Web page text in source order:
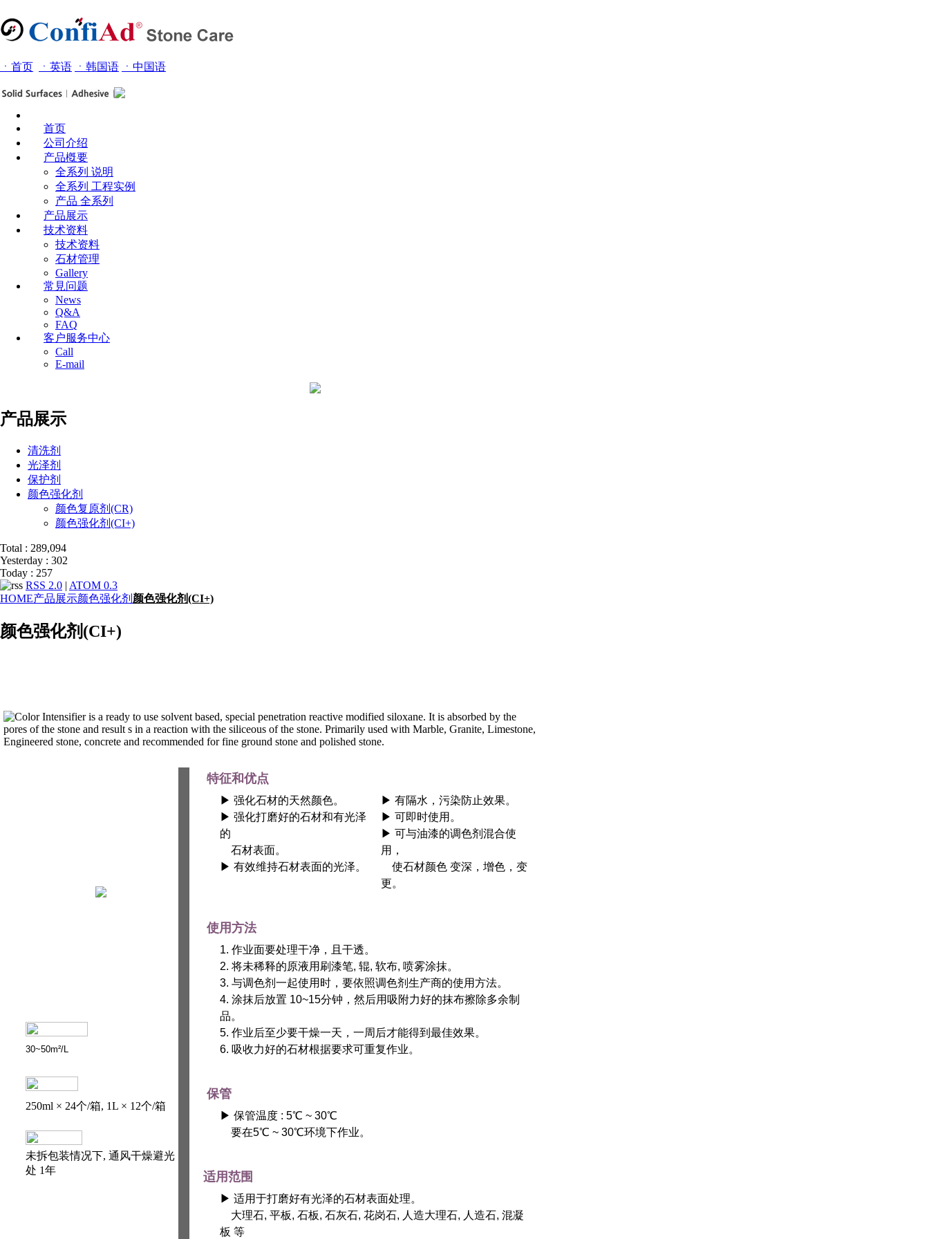
ㆍ首页 ㆍ 英语 ㆍ 韩国语 ㆍ中国语
首页
公司介绍
产品槪要
全系列 说明
全系列 工程实例
产品 全系列
产品展示
技术资料
技术资料
石材管理
Gallery
常見问题
News
Q&A
FAQ
客户服务中心
Call
E-mail
产品展示
清洗剂
光泽剂
保护剂
颜色强化剂
颜色复原剂(CR)
颜色强化剂(CI+)
Total : 289,094
Yesterday : 302
Today : 257
RSS 2.0 | ATOM 0.3
HOME产品展示颜色强化剂 颜色强化剂(CI+)
颜色强化剂(CI+)
特征和优点
▶ 强化石材的天然颜色。
▶ 强化打磨好的石材和有光泽
的
石材表面。
▶ 有效维持石材表面的光泽。
▶ 有隔水，污染防止效果。
▶ 可即时使用。
▶ 可与油漆的调色剂混合使
用，
使石材颜色 变深，增色，变
更。
使用方法
1. 作业面要处理干净，且干透。
2. 将未稀释的原液用刷漆笔, 辊, 软布, 喷雾涂抹。
3. 与调色剂一起使用时，要依照调色剂生产商的使用方法。
4. 涂抹后放置 10~15分钟，然后用吸附力好的抹布擦除多余制
品。
5. 作业后至少要干燥一天，一周后才能得到最佳效果。
6. 吸收力好的石材根据要求可重复作业。
保管
▶ 保管温度 : 5℃ ~ 30℃
要在5℃ ~ 30℃环境下作业。
适用范围
▶ 适用于打磨好有光泽的石材表面处理。
大理石, 平板, 石板, 石灰石, 花岗石, 人造大理石, 人造石, 混凝
板 等
30~50m²/L
250ml × 24个/箱, 1L × 12个/箱
未拆包装情况下, 通风干燥避光
处 1年